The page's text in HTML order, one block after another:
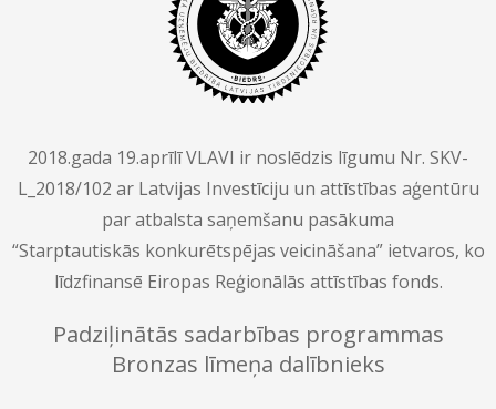
2018.gada 19.aprīlī VLAVI ir noslēdzis līgumu Nr. SKV-
L_2018/102 ar Latvijas Investīciju un attīstības aģentūru
par atbalsta saņemšanu pasākuma
“Starptautiskās konkurētspējas veicināšana” ietvaros, ko
līdzfinansē Eiropas Reģionālās attīstības fonds.
Padziļinātās sadarbības programmas
Bronzas līmeņa dalībnieks